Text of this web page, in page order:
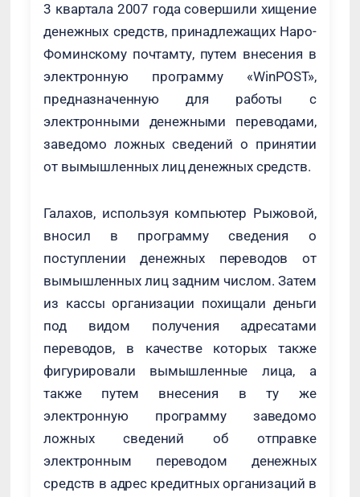
3 квартала 2007 года совершили хищение
денежных средств, принадлежащих Наро-
Фоминскому почтамту, путем внесения в
электронную программу «WinPOST»,
предназначенную для работы с
электронными денежными переводами,
заведомо ложных сведений о принятии
от вымышленных лиц денежных средств.
Галахов, используя компьютер Рыжовой,
вносил в программу сведения о
поступлении денежных переводов от
вымышленных лиц задним числом. Затем
из кассы организации похищали деньги
под видом получения адресатами
переводов, в качестве которых также
фигурировали вымышленные лица, а
также путем внесения в ту же
электронную программу заведомо
ложных сведений об отправке
электронным переводом денежных
средств в адрес кредитных организаций в